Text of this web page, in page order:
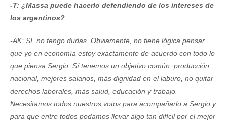
-T: ¿Massa puede hacerlo defendiendo de los intereses de
los argentinos?
-AK: Sí, no tengo dudas. Obviamente, no tiene lógica pensar
que yo en economía estoy exactamente de acuerdo con todo lo
que piensa Sergio. Sí tenemos un objetivo común: producción
nacional, mejores salarios, más dignidad en el laburo, no quitar
derechos laborales, más salud, educación y trabajo.
Necesitamos todos nuestros votos para acompañarlo a Sergio y
para que entre todos podamos llevar algo tan difícil por el mejor